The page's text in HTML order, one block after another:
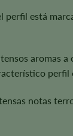
perfil está
aromas
perfil
notas